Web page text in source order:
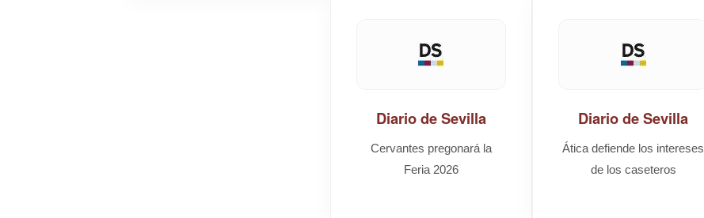
Diario de Sevilla
Cervantes pregonará la
Feria 2026
Diario de Sevilla
Ática defiende los intereses
de los caseteros